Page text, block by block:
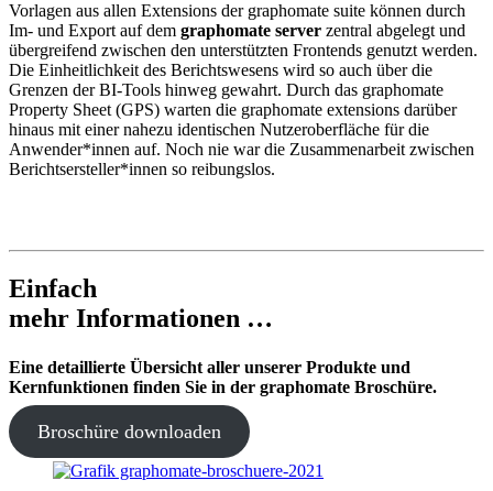
Vorlagen aus allen Extensions der graphomate suite können durch
Im- und Export auf dem graphomate server zentral abgelegt und
übergreifend zwischen den unterstützten Frontends genutzt werden.
Die Einheitlichkeit des Berichtswesens wird so auch über die
Grenzen der BI-Tools hinweg gewahrt. Durch das graphomate
Property Sheet (GPS) warten die graphomate extensions darüber
hinaus mit einer nahezu identischen Nutzeroberfläche für die
Anwender*innen auf. Noch nie war die Zusammenarbeit zwischen
Berichtsersteller*innen so reibungslos.
Einfach
mehr Informationen …
Eine detaillierte Übersicht aller unserer Produkte und
Kernfunktionen finden Sie in der graphomate Broschüre.
Broschüre downloaden